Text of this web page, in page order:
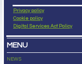
Privacy policy
Cookie policy
Digital Services Act Policy
MENU
NEWS